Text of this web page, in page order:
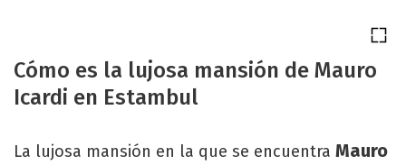
Cómo es la lujosa mansión de Mauro
Icardi en Estambul
La lujosa mansión en la que se encuentra Mauro